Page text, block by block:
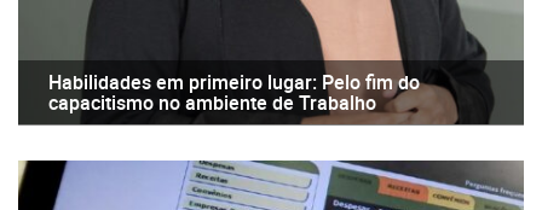
Habilidades em primeiro lugar: Pelo fim do
capacitismo no ambiente de Trabalho